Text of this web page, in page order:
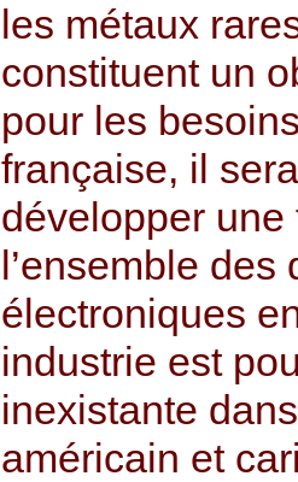
les métaux
constituent un
pour les
française, il
développer
l’ensemble
électroniques
industrie est
inexistante
américain et